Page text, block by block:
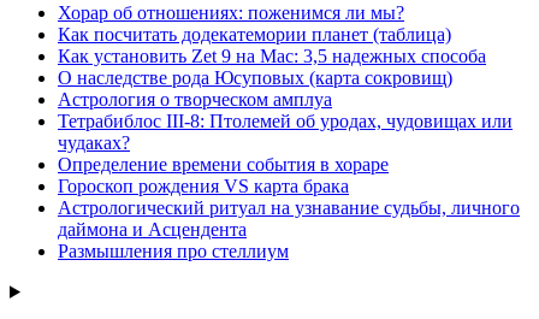
Хорар об отношениях: поженимся ли мы?
Как посчитать додекатемории планет (таблица)
Как установить Zet 9 на Mac: 3,5 надежных способа
О наследстве рода Юсуповых (карта сокровищ)
Астрология о творческом амплуа
Тетрабиблос III-8: Птолемей об уродах, чудовищах или
чудаках?
Определение времени события в хораре
Гороскоп рождения VS карта брака
Астрологический ритуал на узнавание судьбы, личного
даймона и Асцендента
Размышления про стеллиум